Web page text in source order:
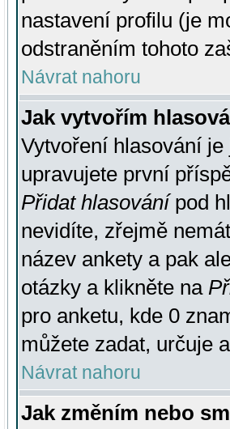
nastavení profilu (je
odstraněním tohoto
Návrat nahoru
Jak vytvořím
Vytvoření hlasování
upravujete první
Přidat hlasovánípod
nevidíte, zřejmě
název ankety a pak
otázky a klikněte na
pro anketu, kde 0
můžete zadat, určuje
Návrat nahoru
Jak změním nebo